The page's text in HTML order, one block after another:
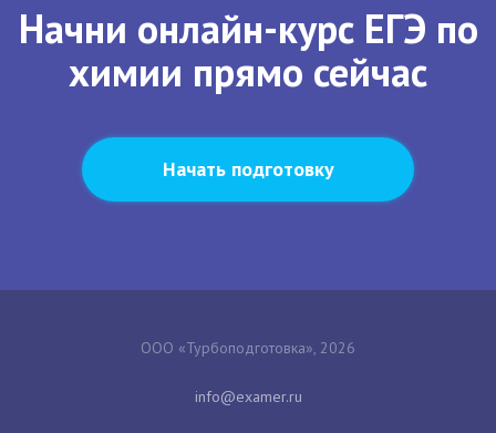
Начни онлайн-курс ЕГЭ по
химии прямо сейчас
Начать подготовку
ООО «Турбоподготовка», 2026